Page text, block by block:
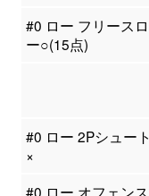
#0 ロー フリースロ
ー○(15点)
#0 ロー 2Pシュート
×
#0 ロー オフェンス